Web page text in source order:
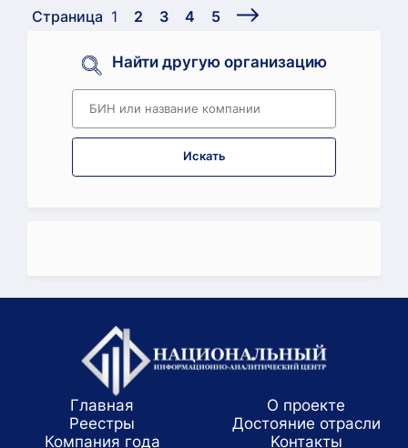
Страница 1 2 3 4 5
Найти другую организацию
Искать
Главная
О проекте
Реестры
Достояние отрасли
Компания года
Koнтaкты